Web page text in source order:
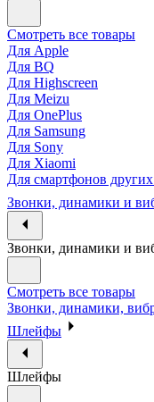
Смотреть все товары
Для Apple
Для BQ
Для Highscreen
Для Meizu
Для OnePlus
Для Samsung
Для Sony
Для Xiaomi
Для смартфонов
Звонки, динамики и
Звонки, динамики и
Смотреть все товары
Звонки, динамики,
Шлейфы
Шлейфы